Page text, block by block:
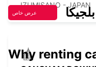
IZUMISANO - JAPAN
عرض خاص
Why renting